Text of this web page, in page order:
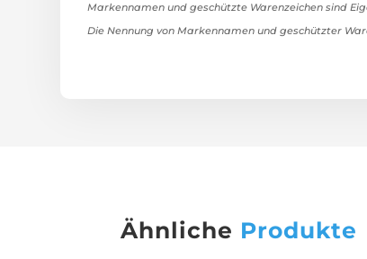
Markennamen und geschützte Warenzeichen sind
Die Nennung von Markennamen und geschützter
Ähnliche Produkte